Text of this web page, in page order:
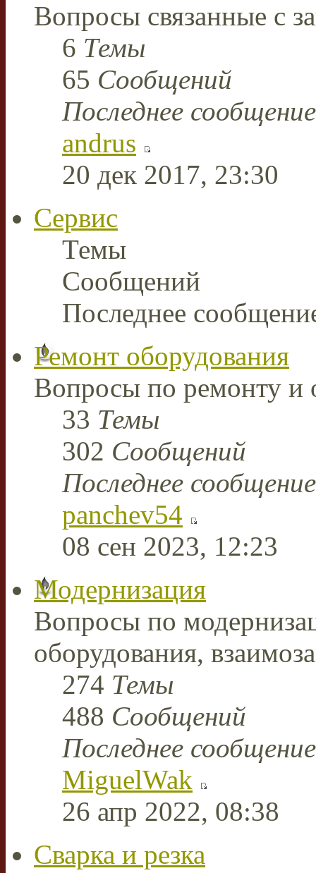
Вопросы связанные с
6 Темы
65 Сообщений
Последнее сообщение
andrus
20 дек 2017, 23:30
Сервис
Темы
Сообщений
Последнее
Ремонт оборудования
Вопросы по ремонту и
33 Темы
302 Сообщений
Последнее сообщение
panchev54
08 сен 2023, 12:23
Модернизация
Вопросы по
оборудования,
274 Темы
488 Сообщений
Последнее сообщение
MiguelWak
26 апр 2022, 08:38
Сварка и резка